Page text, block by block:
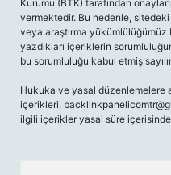
Kurumu (BTK) tarafından
vermektedir. Bu nedenle,
veya araştırma
yazdıkları içeriklerin
bu sorumluluğu kabul etmiş
Hukuka ve yasal düzenlemelere
içerikleri,
ilgili içerikler yasal süre içerisinde